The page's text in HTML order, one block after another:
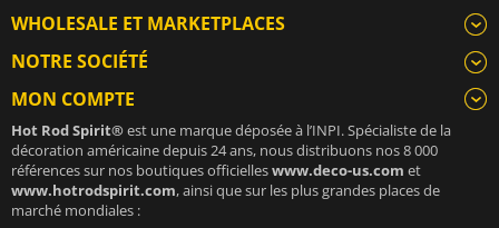
WHOLESALE ET MARKETPLACES
NOTRE SOCIÉTÉ
MON COMPTE
Hot Rod Spirit®est une marque déposée à l’INPI. Spécialiste de la
décoration américaine depuis 24 ans, nous distribuons nos 8 000
références sur nos boutiques officielleswww.deco-us.com et
www.hotrodspirit.com, ainsi que sur les plus grandes places de
marché mondiales :